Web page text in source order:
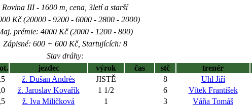
Rovina III - 1600 m, cena, 3letí a starší
Kč (20000 - 9200 - 6000 - 2800 - 2000)
prémie: 4000 Kč (2000 - 1200 - 800)
Zápisné: 600 + 600 Kč, Startujících: 8
Stav dráhy:
jezdec výrok čas stč trenér
ž. Dušan Andrés JISTĚ 8
Uhl Jiří
ž. Jaroslav Kovařík 1 1/2 6
Vítek František
ž. Iva Miličková 1 3
Váňa Tomáš